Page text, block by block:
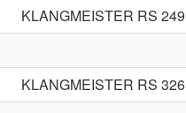
KLANGMEISTER RS 249
KLANGMEISTER RS 326